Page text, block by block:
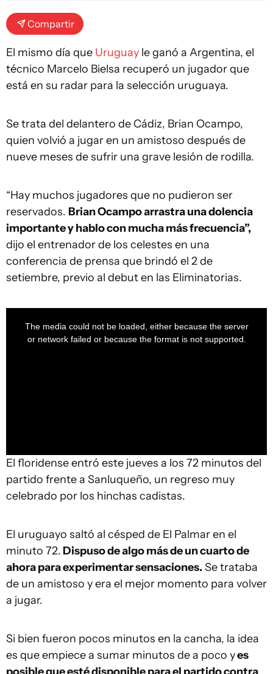
Compartir
El mismo día que Uruguay le ganó a Argentina, el
técnico Marcelo Bielsa recuperó un jugador que
está en su radar para la selección uruguaya.
Se trata del delantero de Cádiz, Brian Ocampo,
quien volvió a jugar en un amistoso después de
nueve meses de sufrir una grave lesión de rodilla.
“Hay muchos jugadores que no pudieron ser
reservados. Brian Ocampo arrastra una dolencia
importante y hablo con mucha más frecuencia”,
dijo el entrenador de los celestes en una
conferencia de prensa que brindó el 2 de
setiembre, previo al debut en las Eliminatorias.
The media could not be loaded, either because the server
or network failed or because the format is not supported.
El floridense entró este jueves a los 72 minutos del
partido frente a Sanluqueño, un regreso muy
celebrado por los hinchas cadistas.
El uruguayo saltó al césped de El Palmar en el
minuto 72. Dispuso de algo más de un cuarto de
ahora para experimentar sensaciones. Se trataba
de un amistoso y era el mejor momento para volver
a jugar.
Si bien fueron pocos minutos en la cancha, la idea
es que empiece a sumar minutos de a poco yes